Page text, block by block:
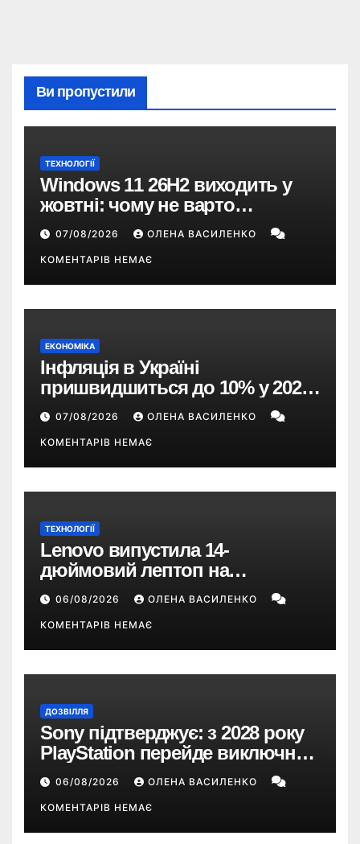
Ви пропустили
ТЕХНОЛОГІЇ
Windows 11 26H2 виходить у
жовтні: чому не варто
пропускати це оновлення
07/08/2026 ОЛЕНА ВАСИЛЕНКО
КОМЕНТАРІВ НЕМАЄ
ЕКОНОМІКА
Інфляція в Україні
пришвидшиться до 10% у 2026
році — прогноз НБУ
07/08/2026 ОЛЕНА ВАСИЛЕНКО
КОМЕНТАРІВ НЕМАЄ
ТЕХНОЛОГІЇ
Lenovo випустила 14-
дюймовий лептоп на
Snapdragon X2 з автономністю
понад 33 години
06/08/2026 ОЛЕНА ВАСИЛЕНКО
КОМЕНТАРІВ НЕМАЄ
ДОЗВІЛЛЯ
Sony підтверджує: з 2028 року
PlayStation перейде виключно
на цифрові ігри
06/08/2026 ОЛЕНА ВАСИЛЕНКО
КОМЕНТАРІВ НЕМАЄ